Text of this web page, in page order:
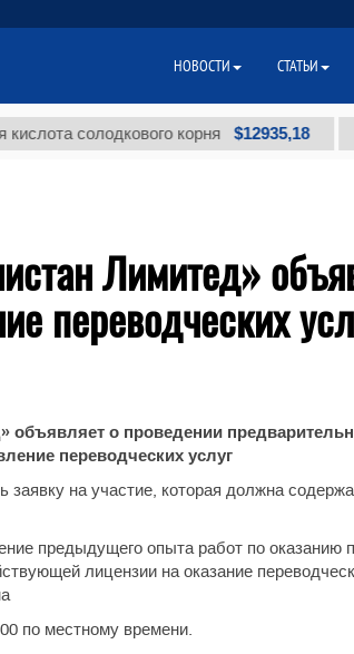
солодкового корня $12935,18
Лимитед»
переводческих
объявляет о проведении
переводческих услуг
заявку на участие, которая должна
предыдущего опыта работ по оказанию
лицензии на оказание
по местному времени.
НОВОСТИ СТАТЬИ